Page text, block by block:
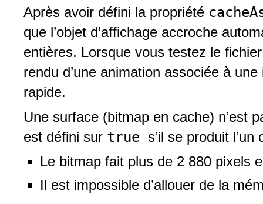
Après avoir défini la propriété
que l’objet d’affichage accroche
entières. Lorsque vous testez le
rendu d’une animation associée à
rapide.
Une surface (bitmap en cache) n’est
est défini sur true s’il se produit
Le bitmap fait plus de 2 880 pixels
Il est impossible d’allouer de la